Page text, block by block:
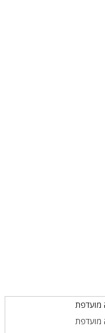
מועדפת
מועדפת